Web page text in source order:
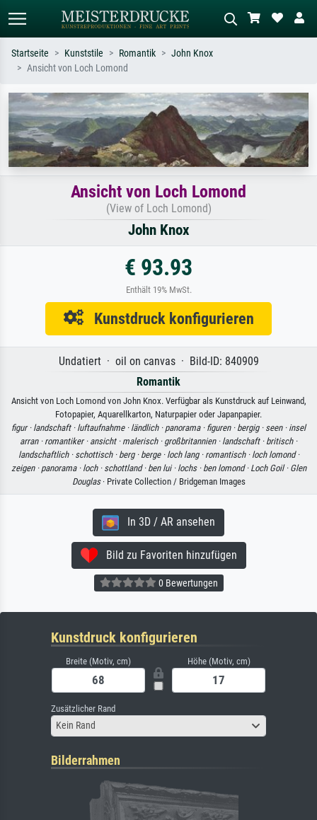
Suchen Sie nach Künstlern, Werktiteln
oder Stilen – z.B. Monet,
Sternennacht, Impressionismus, Welle
Hokusai, Akt.
Beschreiben Sie die Szene – z.B. Grüne
Wiese, Abstrakt mit viel Rot, Dunkles
Ölgemälde, Stehender Akt neben einem
Baum.
Startseite Kunststile Romantik
John Knox
Ansicht von Loch Lomond
Ansicht von Loch Lomond
(View of Loch Lomond)
John Knox
€ 93.93
Enthält 19% MwSt.
Kunstdruck konfigurieren
Undatiert · oil on canvas · Bild-ID: 840909
Romantik
Ansicht von Loch Lomond von John Knox. Verfügbar als Kunstdruck auf Leinwand,
Fotopapier, Aquarellkarton, Naturpapier oder Japanpapier.
figur · landschaft · luftaufnahme · ländlich · panorama · figuren · bergig · seen · insel
arran · romantiker · ansicht · malerisch · großbritannien · landschaft · britisch ·
landschaftlich · schottisch · berg · berge · loch lang · romantisch · loch lomond ·
zeigen · panorama · loch · schottland · ben lui · lochs · ben lomond · Loch Goil · Glen
Douglas· Private Collection / Bridgeman Images
In 3D / AR ansehen
Bild zu Favoriten hinzufügen
0 Bewertungen
Kunstdruck konfigurieren
Breite (Motiv, cm) Höhe (Motiv, cm)
Zusätzlicher Rand
Kein Rand
Bilderrahmen